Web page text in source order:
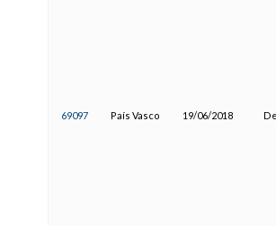
69097 País Vasco 19/06/2018